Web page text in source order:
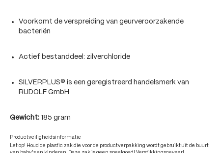
Voorkomt de verspreiding van geurveroorzakende
bacteriën
Actief bestanddeel: zilverchloride
SILVERPLUS® is een geregistreerd handelsmerk van
RUDOLF GmbH
Gewicht: 185 gram
Productveiligheidsinformatie
Let op! Houd de plastic zak die voor de productverpakking wordt gebruikt uit de buurt